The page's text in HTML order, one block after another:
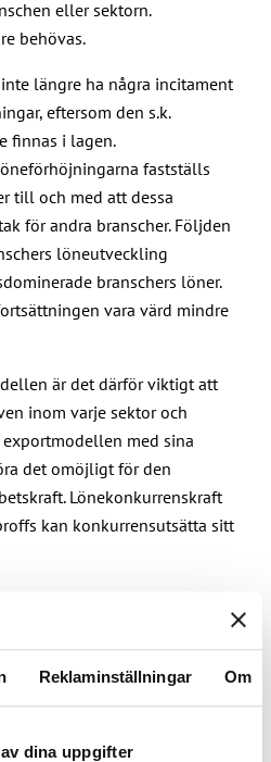
Reklaminställningar Om
dina uppgifter
eller sektorn.
behövas.
längre ha några incitament
eftersom den s.k.
finnas i lagen.
fastställs
till och med att dessa
för andra branscher. Följden
löneutveckling
branschers löner.
vara värd mindre
är det därför viktigt att
inom varje sektor och
med sina
det omöjligt för den
Lönekonkurrenskraft
kan konkurrensutsätta sitt
verksamhetsmiljön och
förnya
nya